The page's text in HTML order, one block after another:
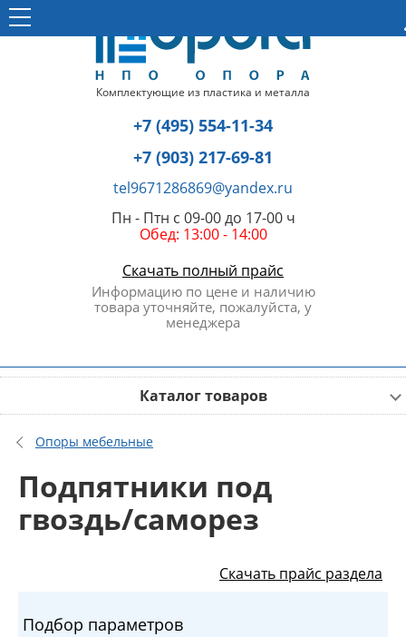
Комплектующие из пластика и металла
+7 (495) 554-11-34
+7 (903) 217-69-81
tel9671286869@yandex.ru
Пн - Птн с 09-00 до 17-00 ч
Обед: 13:00 - 14:00
Скачать полный прайс
Информацию по цене и наличию
товара уточняйте, пожалуйста, у
менеджера
Каталог товаров
Опоры мебельные
Подпятники под
гвоздь/саморез
Скачать прайс раздела
Подбор параметров